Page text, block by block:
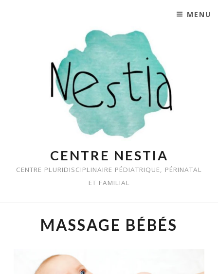
CENTRE NESTIA
CENTRE PLURIDISCIPLINAIRE PÉDIATRIQUE, PÉRINATAL
ET FAMILIAL
MENU
MASSAGE BÉBÉS